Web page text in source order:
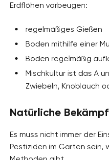
Erdflöhen vorbeugen:
regelmäßiges Gießen
Boden mithilfe einer
Boden regelmäßig
Mischkultur ist das A
Zwiebeln, Knoblauch
Natürliche
Es muss nicht immer der
Pestiziden im Garten sein,